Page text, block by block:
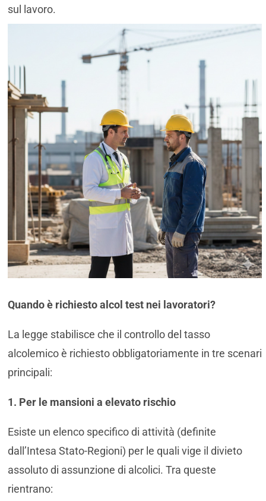
sul lavoro.
Quando è richiesto alcol test nei lavoratori?
La legge stabilisce che il controllo del tasso
alcolemico è richiesto obbligatoriamente in tre scenari
principali:
1. Per le mansioni a elevato rischio
Esiste un elenco specifico di attività (definite
dall’Intesa Stato-Regioni) per le quali vige il divieto
assoluto di assunzione di alcolici. Tra queste
rientrano: